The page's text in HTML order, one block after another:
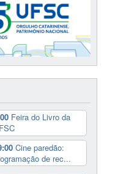
Feira do Livro da
Cine paredão:
de rec...